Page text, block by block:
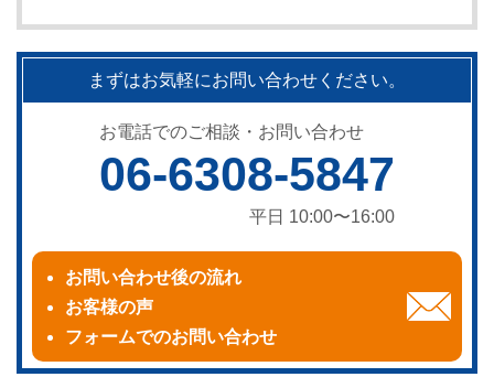
まずはお気軽にお問い合わせください。
お電話でのご相談・お問い合わせ
06-6308-5847
平日 10:00〜16:00
お問い合わせ後の流れ
お客様の声
フォームでのお問い合わせ